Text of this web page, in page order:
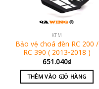
KTM
Bảo vệ choá đèn RC 200 /
RC 390 ( 2013-2018 )
651.040₫
THÊM VÀO GIỎ HÀNG